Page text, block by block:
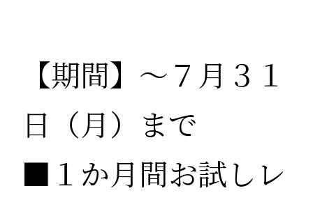
【期間】～７月３１
日（月）まで
■１か月間お試しレ